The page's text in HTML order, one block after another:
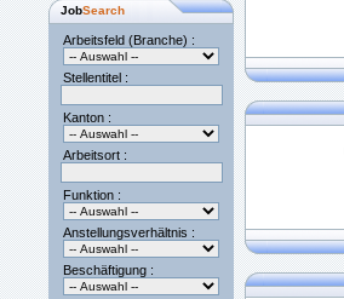
JobSearch
Arbeitsfeld (Branche) :
Stellentitel :
Kanton :
Arbeitsort :
Funktion :
Anstellungsverhältnis :
Beschäftigung :